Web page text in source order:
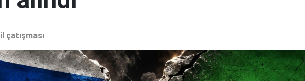
çatışması